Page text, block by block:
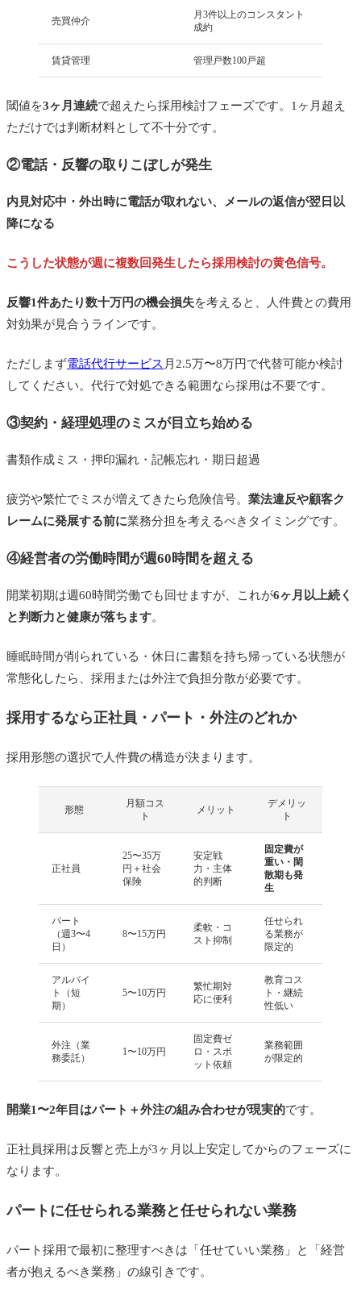
売買仲介
月3件以上のコンスタント
成約
賃貸管理 管理戸数100戸超
閾値を3ヶ月連続で超えたら採用検討フェーズです。1ヶ月超え
ただけでは判断材料として不十分です。
②電話・反響の取りこぼしが発生
内見対応中・外出時に電話が取れない、メールの返信が翌日以
降になる
こうした状態が週に複数回発生したら採用検討の黄色信号。
反響1件あたり数十万円の機会損失を考えると、人件費との費用
対効果が見合うラインです。
ただしまず電話代行サービス 月2.5万〜8万円で代替可能か検討
してください。代行で対処できる範囲なら採用は不要です。
③契約・経理処理のミスが目立ち始める
書類作成ミス・押印漏れ・記帳忘れ・期日超過
疲労や繁忙でミスが増えてきたら危険信号。 業法違反や顧客ク
レームに発展する前に業務分担を考えるべきタイミングです。
④経営者の労働時間が週60時間を超える
開業初期は週60時間労働でも回せますが、これが6ヶ月以上続く
と判断力と健康が落ちます。
睡眠時間が削られている・休日に書類を持ち帰っている状態が
常態化したら、採用または外注で負担分散が必要です。
採用するなら正社員・パート・外注のどれか
採用形態の選択で人件費の構造が決まります。
形態
月額コス
ト
メリット
デメリッ
ト
正社員
25〜35万
円＋社会
保険
安定戦
力・主体
的判断
固定費が
重い・閑
散期も発
生
パート
（週3〜4
日）
8〜15万円
柔軟・コ
スト抑制
任せられ
る業務が
限定的
アルバイ
ト（短
期）
5〜10万円
繁忙期対
応に便利
教育コス
ト・継続
性低い
外注（業
務委託）
1〜10万円
固定費ゼ
ロ・スポ
ット依頼
業務範囲
が限定的
開業1〜2年目はパート＋外注の組み合わせが現実的です。
正社員採用は反響と売上が3ヶ月以上安定してからのフェーズに
なります。
パートに任せられる業務と任せられない業務
パート採用で最初に整理すべきは「任せていい業務」と「経営
者が抱えるべき業務」の線引きです。